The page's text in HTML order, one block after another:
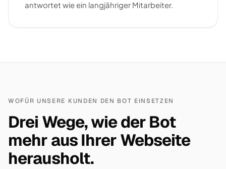
antwortet wie ein langjähriger Mitarbeiter.
WOFÜR UNSERE KUNDEN DEN BOT EINSETZEN
Drei Wege, wie der Bot
mehr aus Ihrer Webseite
herausholt.